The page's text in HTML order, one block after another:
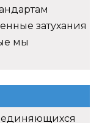
затухания
мы